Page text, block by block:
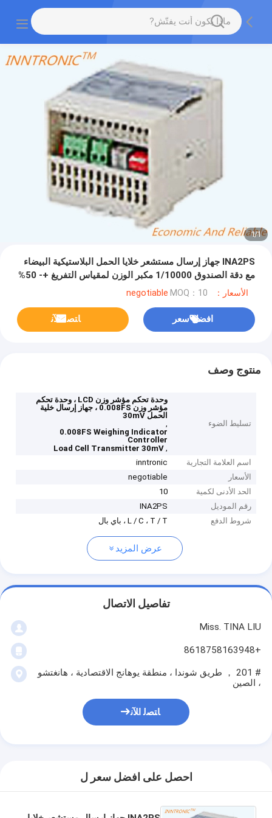
1
/
1
INA2PS جهاز إرسال مستشعر خلايا الحمل البلاستيكية البيضاء
مع دقة الصندوق 1/10000 مكبر الوزن لمقياس التفريغ +- 50%
FSالأسعار：negotiable MOQ：10
افضل سعر ﺎﺘﺼﻟ ﺍﻶﻧ
منتوج وصف
تسليط الضوء
وحدة تحكم مؤشر وزن LCD ، وحدة تحكم
مؤشر وزن 0.008FS ، جهاز إرسال خلية
الحمل 30mV
,
0.008FS Weighing Indicator
Controller
,
Load Cell Transmitter 30mV
اسم العلامة التجارية
inntronic
الأسعار
negotiable
الحد الأدنى لكمية
10
رقم الموديل
INA2PS
شروط الدفع
L / C ، T / T ، باي بال
عرض المزيد
تفاصيل الاتصال
Miss. TINA LIU
+8618758163948
# 201 ， طريق شوندا ، منطقة يوهانج الاقتصادية ، هانغتشو
، الصين
ﺎﺘﺼﻟ ﺍﻶﻧ
احصل على افضل سعر ل